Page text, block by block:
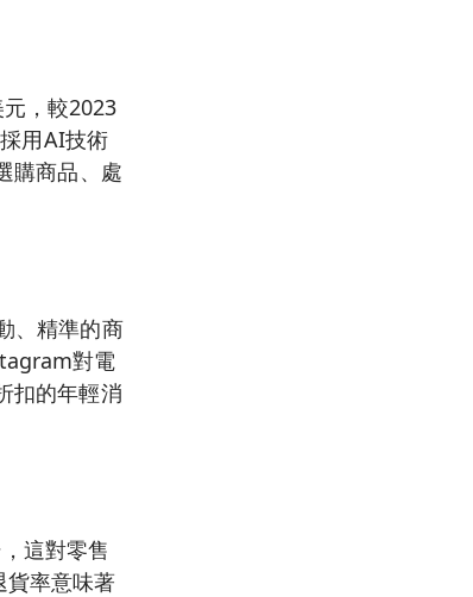
，較2023
用AI技術
購商品、處
、精準的商
對電
扣的年輕消
這對零售
貨率意味著